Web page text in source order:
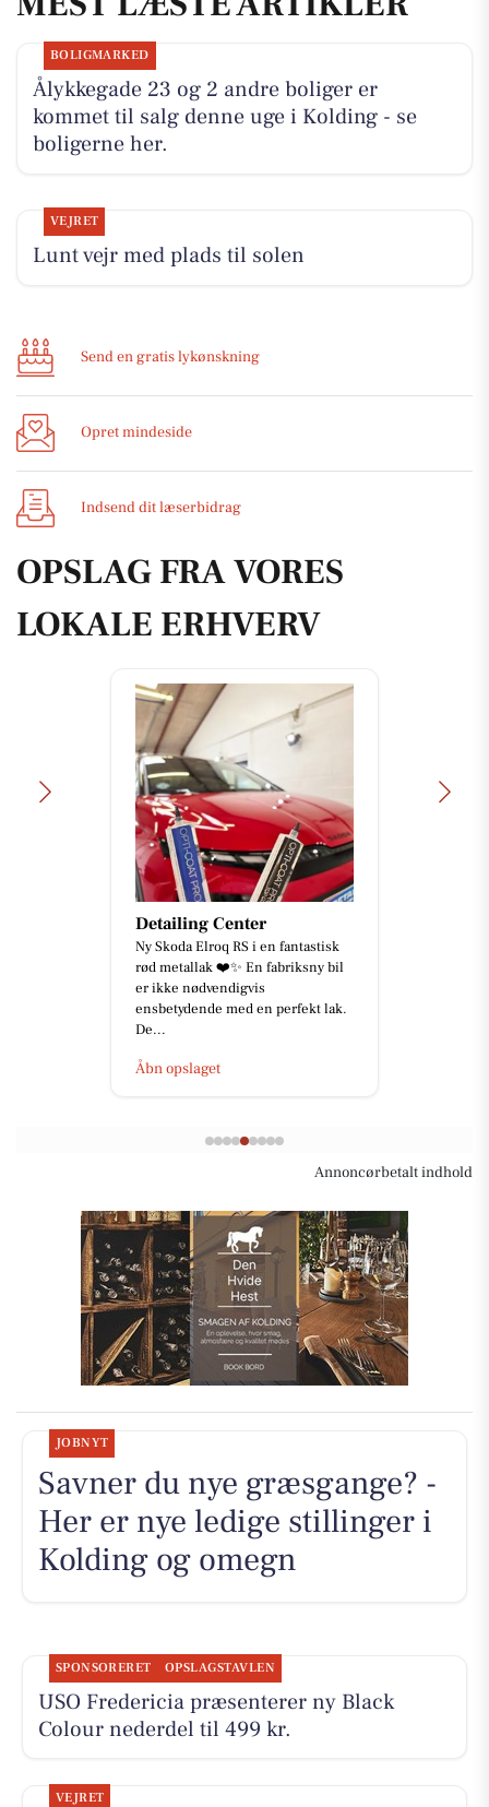
BOLIGMARKED
Ålykkegade 23 og 2 andre boliger er
kommet til salg denne uge i Kolding - se
boligerne her.
VEJRET
Lunt vejr med plads til solen
Send en gratis lykønskning
Opret mindeside
Indsend dit læserbidrag
OPSLAG FRA VORES
LOKALE ERHVERV
Tufra Dyrecenter
Nye kæledyr ankommet.
Åbn opslaget
Annoncørbetalt indhold
JOBNYT
Savner du nye græsgange? -
Her er nye ledige stillinger i
Kolding og omegn
SPONSORERET OPSLAGSTAVLEN
USO Fredericia præsenterer ny Black
Colour nederdel til 499 kr.
VEJRET